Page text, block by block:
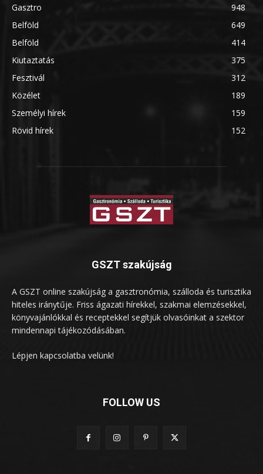
Gasztro
948
Belföld
649
Belföld
414
Kiutaztatás
375
Fesztivál
312
Közélet
189
Személyi hírek
159
Rövid hírek
152
GSZT szakújság
A GSZT online szakújság a gasztronómia, szálloda és turisztika
hiteles iránytűje. Friss ágazati hírekkel, szakmai elemzésekkel,
könyvajánlókkal és receptekkel segítjük olvasóinkat a szektor
mindennapi tájékozódásában.
Lépjen kapcsolatba velünk!
FOLLOW US